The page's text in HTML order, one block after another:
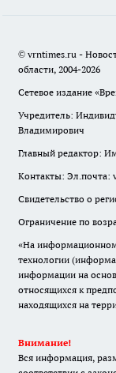
© vrntimes.ru -
области, 2004-2026
Сетевое издание
Учредитель:
Владимирович
Главный редактор:
Контакты: Эл.почта:
Свидетельство о
Ограничение по
«На
технологии
информации на
относящихся к
находящихся на
Внимание!
Вся информация,